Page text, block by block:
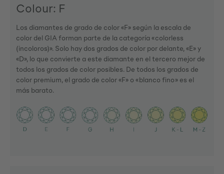
Colour: F
Los diamantes de grado de color «F» según la escala de
color del GIA forman parte de la categoría «colorless
(incoloros)». Solo hay dos grados de color por delante, «E» y
«D», lo que convierte a este diamante en el tercero mejor de
todos los grados de color posibles. De todos los grados de
color premium, el grado de color «F» o «blanco fino» es el
más barato.